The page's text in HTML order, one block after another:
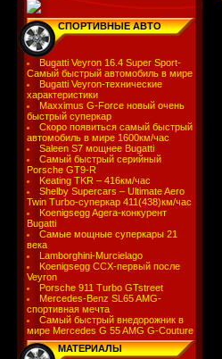
СПОРТИВНЫЕ АВТО
Bugatti Veyron 16.4 Super Sport-
Самый быстрый автомобиль в мире
Bugatti Veyron-технические
характеристики
Maxximus G-Force новый очень
быстрый суперкар
Скоро появиться самый быстрый
автомобиль в мире 1600км/час
Saleen S7 мощнее Bugatti
Самый быстрый серийный
Porsche GT9-R
Keating TKR – 416км/час
Shelby Supercars – Ultimate Aero
Twin Turbo-суперкар 411(438)км/час
Koenigsegg Agera-конкурент
Bugatti
Самые мощные суперкары 21
века
Lamborghini-Murcielago
Koenigsegg CCX-первый после
Veyron
Porsche 911 Turbo GTstreet
Mercedes-Benz SL65 AMG-
спортивная мечта
Самый быстрый внедорожник в
мире Mercedes G 55 AMG G-Couture
МАТЕРИАЛЫ